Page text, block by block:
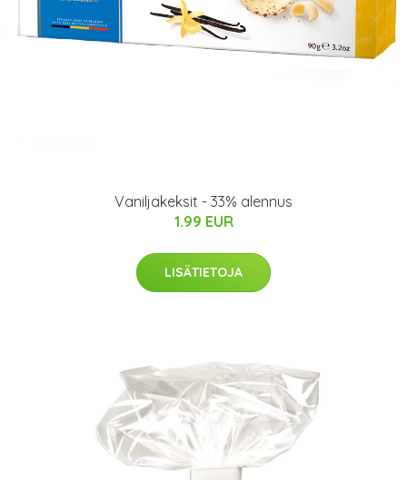
Vaniljakeksit - 33% alennus
1.99 EUR
LISÄTIETOJA